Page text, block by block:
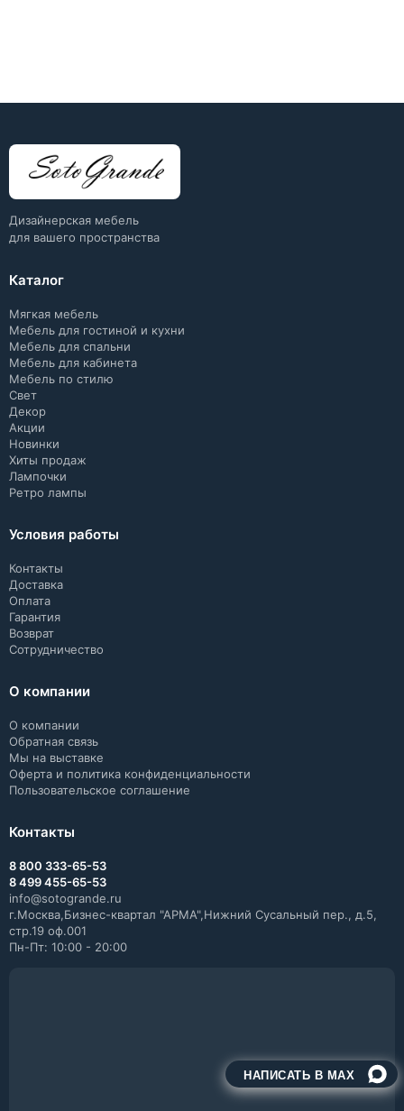
НАПИСАТЬ В MAX
Дизайнерская мебель
для вашего пространства
Каталог
Мягкая мебель
Мебель для гостиной и кухни
Мебель для спальни
Мебель для кабинета
Мебель по стилю
Свет
Декор
Акции
Новинки
Хиты продаж
Лампочки
Ретро лампы
Условия работы
Контакты
Доставка
Оплата
Гарантия
Возврат
Сотрудничество
О компании
О компании
Обратная связь
Мы на выставке
Оферта и политика конфиденциальности
Пользовательское соглашение
Контакты
8 800 333-65-53
8 499 455-65-53
info@sotogrande.ru
г.Москва,Бизнес-квартал "АРМА",Нижний Сусальный пер., д.5,
стр.19 оф.001
Пн-Пт: 10:00 - 20:00